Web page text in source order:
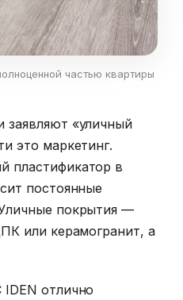
частью квартиры
заявляют «уличный
это маркетинг.
пластификатор в
постоянные
покрытия —
или керамогранит, а
отлично